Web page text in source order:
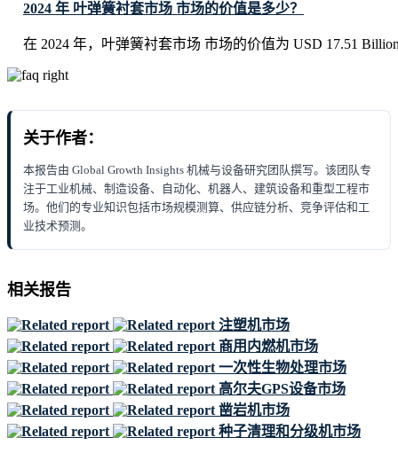
2024 年 叶弹簧衬套市场 市场的价值是多少？
在 2024 年，叶弹簧衬套市场 市场的价值为 USD 17.51
关于作者：
本报告由 Global Growth Insights 机械与设备研究团队撰写。该团队专
注于工业机械、制造设备、自动化、机器人、建筑设备和重型工程市
场。他们的专业知识包括市场规模测算、供应链分析、竞争评估和工
业技术预测。
相关报告
注塑机市场
商用内燃机市场
一次性生物处理市场
高尔夫GPS设备市场
凿岩机市场
种子清理和分级机市场